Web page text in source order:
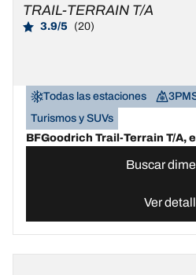
TRAIL-TERRAIN T/A
3.9/5 (20)
Todas las estaciones
Turismos y SUVs
BFGoodrich Trail-Terrain T/A,
Buscar
Ver